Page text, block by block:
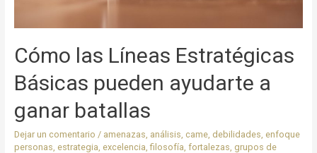
Cómo las Líneas Estratégicas
Básicas pueden ayudarte a
ganar batallas
Dejar un comentario / amenazas análisis came, debilidades enfoque
personas estrategia excelencia ,filosofía fortalezas grupos de